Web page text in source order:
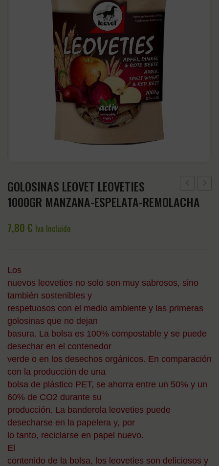
CINCHAS Y ESTRIBOS
SALVACRUCES
Regalos y Complementos
LEOVET
LEOVETIES
GOLOSINAS LEOVET LEOVETIES
1000GR MANZANA-ESPELATA-REMOLACHA
7,80€ Iva Incluido
Los
nuevos leoveties no solo son muy sabrosos, sino
también sostenibles y
respetuosos con el medio ambiente y las primeras
golosinas que no dejan
basura. La bolsa es 100% compostable y se puede
desechar en el contenedor
verde o en los desechos orgánicos. En comparación
con la producción de una
bolsa de plástico PET, se ahorra entre un 50% y un
60% de CO2 durante su
producción. La banderola leoveties puede
desecharse en la papelera y, por
lo tanto, reciclarse en papel nuevo.
El
contenido de la bolsa, los leoveties son deliciosos y